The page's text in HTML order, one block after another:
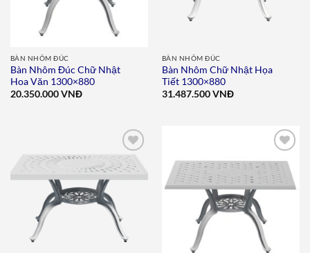
BÀN NHÔM ĐÚC
Bàn Nhôm Đúc Chữ Nhật
Hoa Văn 1300×880
20.350.000VNĐ
BÀN NHÔM ĐÚC
Bàn Nhôm Chữ Nhật Họa
Tiết 1300×880
31.487.500VNĐ
Add to
wishlist
Add to
wishlist